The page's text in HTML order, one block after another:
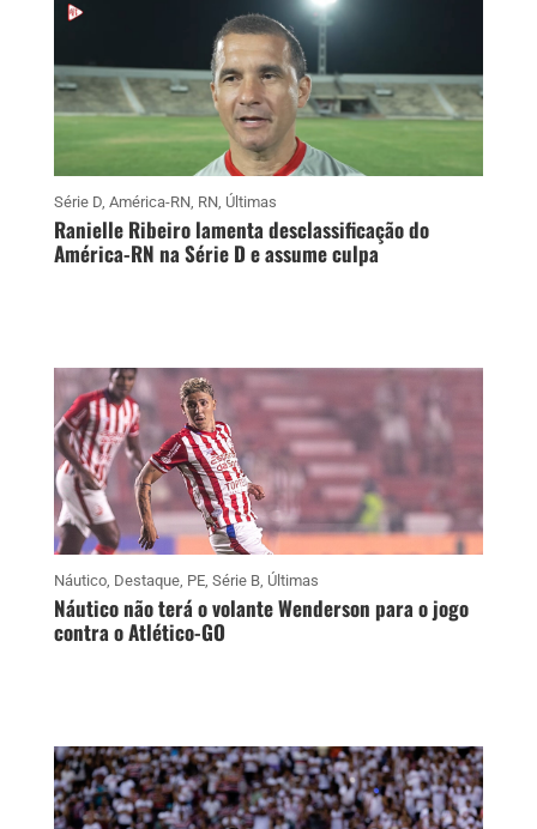
Série D, América-RN, RN, Últimas
Ranielle Ribeiro lamenta desclassificação do
América-RN na Série D e assume culpa
Náutico, Destaque, PE, Série B, Últimas
Náutico não terá o volante Wenderson para o jogo
contra o Atlético-GO